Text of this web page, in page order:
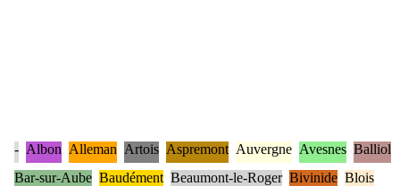
- Albon Alleman Artois Aspremont Auvergne Avesnes Balliol
Bar-sur-Aube Baudément Beaumont-le-Roger Bivinide Blois